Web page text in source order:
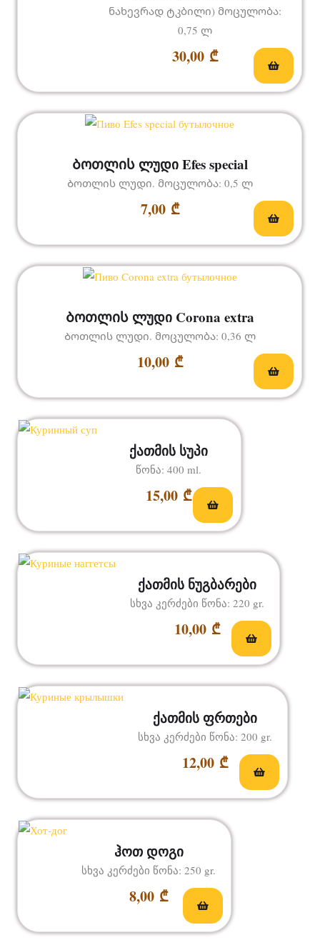
30,00 ₾
ნახევრად ტკბილი) მოცულობა:
0,75 ლ
Ბოთლის ლუდი Efes special
7,00 ₾
Ბოთლის ლუდი. მოცულობა: 0,5 ლ
Ბოთლის ლუდი Corona extra
10,00 ₾
Ბოთლის ლუდი. მოცულობა: 0,36 ლ
ქათმის სუპი
15,00 ₾
წონა: 400 ml.
ქათმის ნუგბარები
10,00 ₾
სხვა კერძები წონა: 220 gr.
ქათმის ფრთები
12,00 ₾
სხვა კერძები წონა: 200 gr.
ჰოთ დოგი
8,00 ₾
სხვა კერძები წონა: 250 gr.